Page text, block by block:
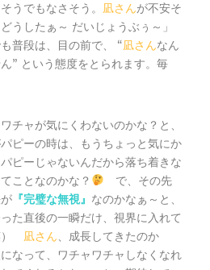
うでもなさそう。 凪さんが不安そ
どうしたぁ～ だいじょうぶぅ～」
普段は、目の前で、 “凪さんなん
” という態度をとられます。毎
チャが気にくわないのかな？と、
ピーの時は、もうちょっと気にか
パピーじゃないんだから落ち着きな
ことなのかな？
で、その先
『完璧な無視』 なのかなぁ～と、
た直後の一瞬だけ、視界に入れて
） 凪さん、成長してきたのか
なって、ワチャワチャしなくなれ